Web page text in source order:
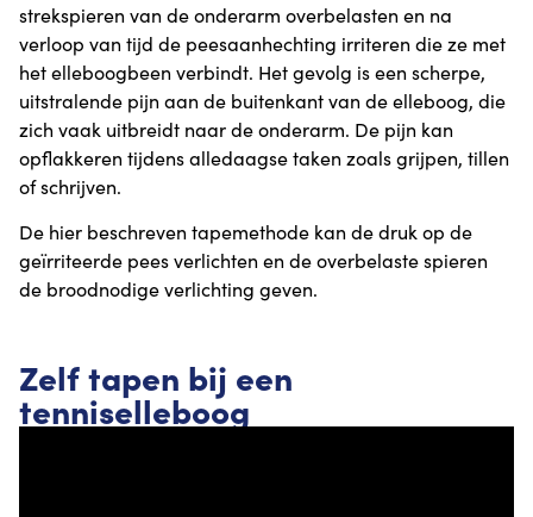
strekspieren van de onderarm overbelasten en na
verloop van tijd de peesaanhechting irriteren die ze met
het elleboogbeen verbindt. Het gevolg is een scherpe,
uitstralende pijn aan de buitenkant van de elleboog, die
zich vaak uitbreidt naar de onderarm. De pijn kan
opflakkeren tijdens alledaagse taken zoals grijpen, tillen
of schrijven.
De hier beschreven tapemethode kan de druk op de
geïrriteerde pees verlichten en de overbelaste spieren
de broodnodige verlichting geven.
Zelf tapen bij een
tenniselleboog